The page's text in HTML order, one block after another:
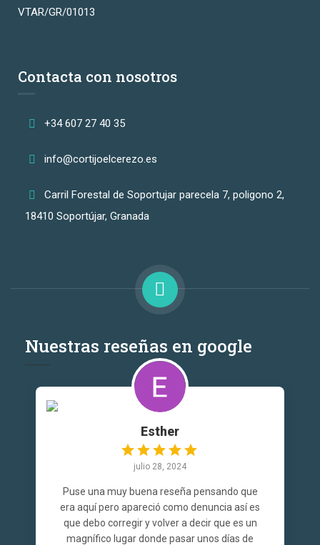
VTAR/GR/01013
Contacta con nosotros
+34 607 27 40 35
info@cortijoelcerezo.es
Carril Forestal de Soportujar parecela 7, poligono 2,
18410 Soportújar, Granada
Nuestras reseñas en google
Esther
julio 28, 2024
Puse una muy buena reseña pensando que
era aquí pero apareció como denuncia así es
que debo corregir y volver a decir que es un
magnífico lugar donde pasar unos días de